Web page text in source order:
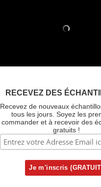
RECEVEZ DES
Recevez de nouveaux
tous les jours. Soyez les
commander et à recevoir des
gratuits !